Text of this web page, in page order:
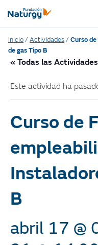
Inicio/Actividades/Curso
de gas Tipo B
« Todas las Actividades
Este actividad ha
Curso de
B
abril 17 @